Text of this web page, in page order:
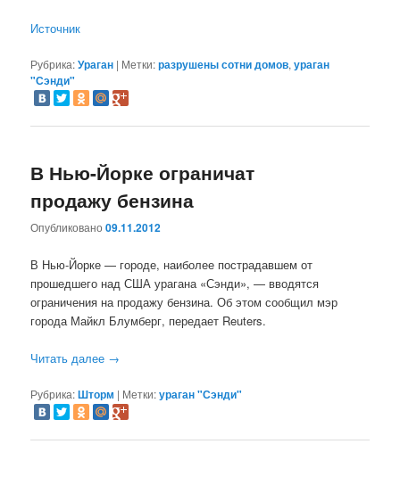
Источник
Рубрика:Ураган | Метки:разрушены сотни домов,ураган
"Сэнди"
В Нью-Йорке ограничат
продажу бензина
Опубликовано09.11.2012
В Нью-Йорке — городе, наиболее пострадавшем от
прошедшего над США урагана «Сэнди», — вводятся
ограничения на продажу бензина. Об этом сообщил мэр
города Майкл Блумберг, передает Reuters.
Читать далее →
Рубрика:Шторм | Метки:ураган "Сэнди"